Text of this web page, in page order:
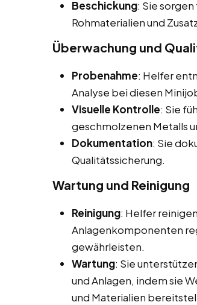
Beschickung: Sie
Rohmaterialien und
Überwachung und
Probenahme: Helfer
Analyse bei diesen
Visuelle Kontrolle: Sie
geschmolzenen Metalls
Dokumentation: Sie
Qualitätssicherung.
Wartung und Reinigung
Reinigung: Helfer
Anlagenkomponenten
gewährleisten.
Wartung: Sie
und Anlagen, indem sie
und Materialien